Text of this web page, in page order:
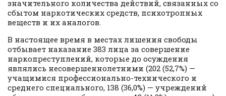
значительного количества действий, связанных со
сбытом наркотических средств, психотропных
веществ и их аналогов.
В настоящее время в местах лишения свободы
отбывает наказание 383 лица за совершение
наркопреступлений, которые до осуждения
являлись несовершеннолетними (202 (52,7%) —
учащимися профессионально-технического и
среднего специального, 138 (36,0%) — учреждений